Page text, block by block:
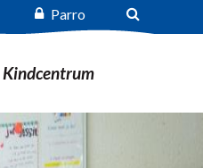
Parro
Kindcentrum